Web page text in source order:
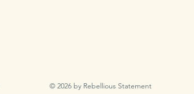
© 2026 by Rebellious Statement